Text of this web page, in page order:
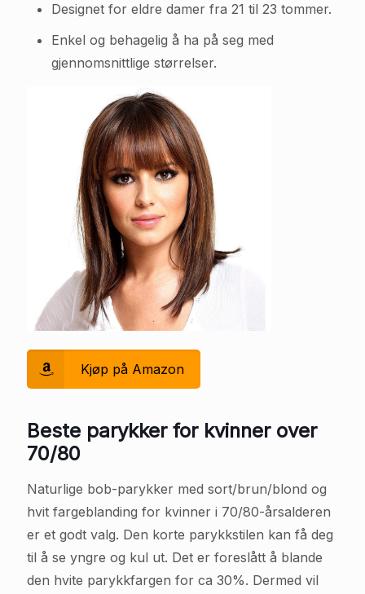
Designet for eldre damer fra 21 til 23 tommer.
Enkel og behagelig å ha på seg med
gjennomsnittlige størrelser.
Kjøp på Amazon
Beste parykker for kvinner over
70/80
Naturlige bob-parykker med sort/brun/blond og
hvit fargeblanding for kvinner i 70/80-årsalderen
er et godt valg. Den korte parykkstilen kan få deg
til å se yngre og kul ut. Det er foreslått å blande
den hvite parykkfargen for ca 30%. Dermed vil